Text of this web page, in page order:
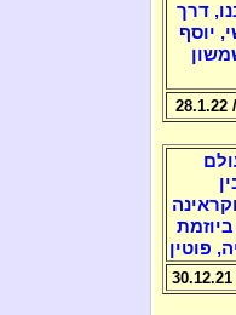
דרך
יוסף
פוטין